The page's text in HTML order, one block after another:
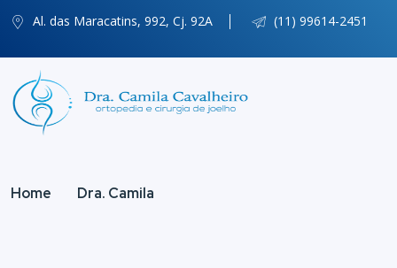
Al. das Maracatins, 992, Cj. 92A (11) 99614-2451
Home Dra. Camila